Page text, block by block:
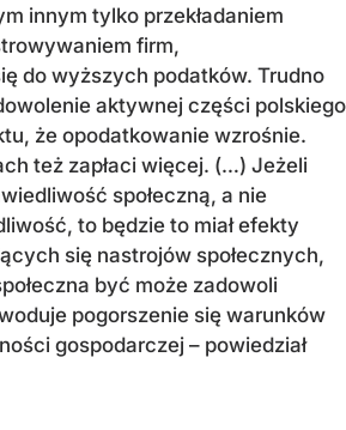
innym tylko przekładaniem
firm,
do wyższych podatków. Trudno
aktywnej części polskiego
że opodatkowanie wzrośnie.
też zapłaci więcej. (…) Jeżeli
społeczną, a nie
to będzie to miał efekty
się nastrojów społecznych,
być może zadowoli
pogorszenie się warunków
gospodarczej – powiedział